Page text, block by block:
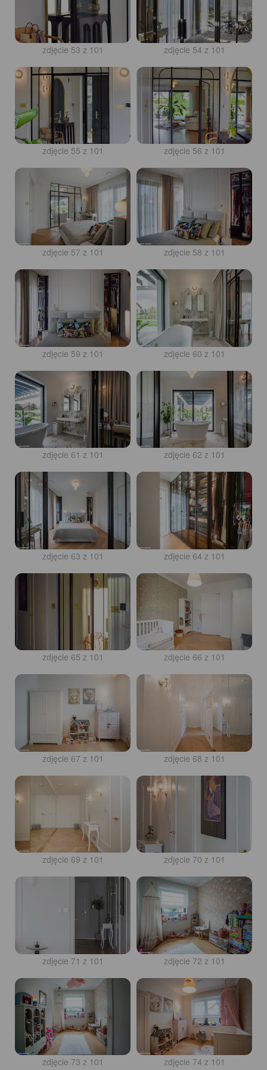
zdjęcie 53 z 101 zdjęcie 54 z 101
zdjęcie 55 z 101 zdjęcie 56 z 101
zdjęcie 57 z 101 zdjęcie 58 z 101
zdjęcie 59 z 101 zdjęcie 60 z 101
zdjęcie 61 z 101 zdjęcie 62 z 101
zdjęcie 63 z 101 zdjęcie 64 z 101
zdjęcie 65 z 101 zdjęcie 66 z 101
zdjęcie 67 z 101 zdjęcie 68 z 101
zdjęcie 69 z 101 zdjęcie 70 z 101
zdjęcie 71 z 101 zdjęcie 72 z 101
zdjęcie 73 z 101 zdjęcie 74 z 101